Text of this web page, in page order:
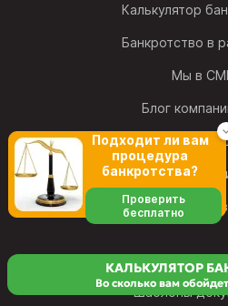
Калькулятор
Банкротство в
Мы в
Блог
Наши
Шаблоны
КАЛЬКУЛЯТОР
Во сколько вам
Подходит ли вам
процедура
банкротства?
Проверить
бесплатно